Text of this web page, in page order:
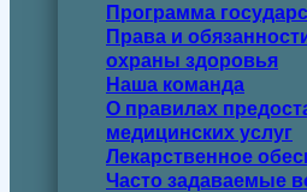
Программа
Права и
охраны здоровья
Наша команда
О правилах
медицинских услуг
Лекарственное
Часто задаваемые